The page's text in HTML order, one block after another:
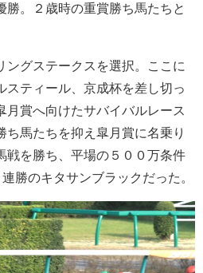
勝。２歳時の重賞勝ち馬たちと
ングステークスを選択。ここに
スティール、京成杯を差し切っ
月賞へ向けたサバイバルレース
ち馬たちを抑え皐月賞に名乗り
戦を勝ち、平場の５００万条件
勝のキタサンブラックだった。